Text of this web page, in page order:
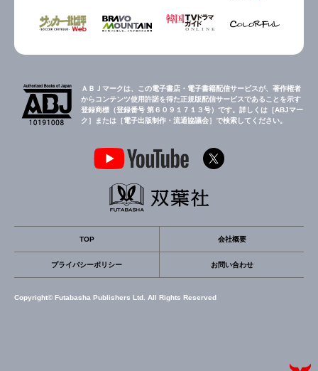
ＡＢＪマークは、この電子書店・電子書籍配信サービスが、著作権者
からコンテンツ使用許諾を得た正規版配信サービスであることを示す
登録商標（登録番号 第６０９１７１３号）です。詳しくは［ABJマー
ク］または［電子出版制作・流通協議会］で検索してください。
TOP 会社概要
プライバシーポリシー お問い合わせ
Copyright© Futabasha Publishers Ltd. All Rights Reserved